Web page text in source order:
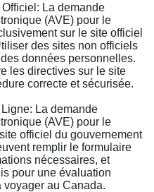
La demande
(AVE) pour le
sur le site officiel
des sites non officiels
données personnelles.
les directives sur le site
correcte et sécurisée.
La demande
(AVE) pour le
officiel du gouvernement
remplir le formulaire
nécessaires, et
pour une évaluation
au Canada.